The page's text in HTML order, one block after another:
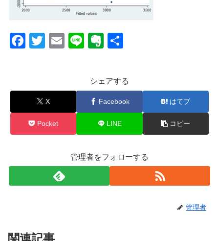
F
e
o
o
T
er
E
Li
E
n
ot
e
シェアする
X Facebook はてブ
Pocket LINE コピー
管理者をフォローする
管理者